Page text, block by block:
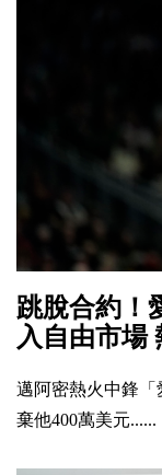
跳脫合約！
入自由市場
邁阿密熱火中鋒「
棄他400萬美元......